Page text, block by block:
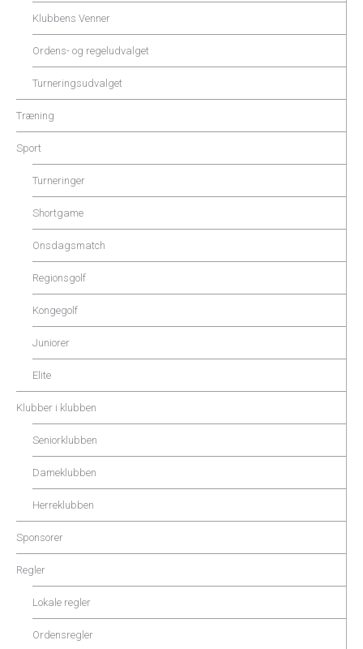
Klubbens Venner
Ordens- og regeludvalget
Turneringsudvalget
Træning
Sport
Turneringer
Shortgame
Onsdagsmatch
Regionsgolf
Kongegolf
Juniorer
Elite
Klubber i klubben
Seniorklubben
Dameklubben
Herreklubben
Sponsorer
Regler
Lokale regler
Ordensregler